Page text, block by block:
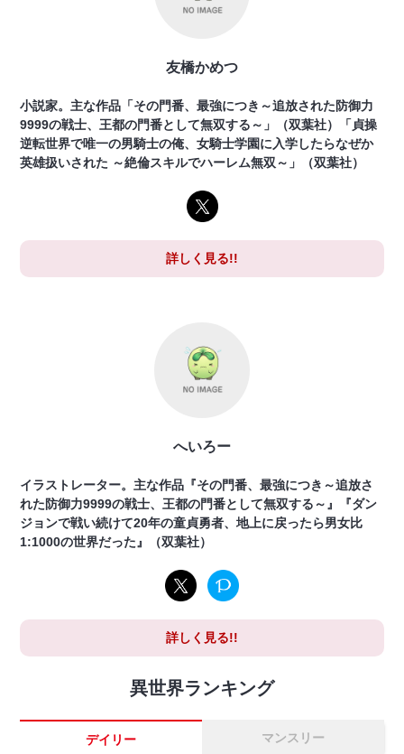
友橋かめつ
小説家。主な作品「その門番、最強につき～追放された防御力
9999の戦士、王都の門番として無双する～」（双葉社）「貞操
逆転世界で唯一の男騎士の俺、女騎士学園に入学したらなぜか
英雄扱いされた ～絶倫スキルでハーレム無双～」（双葉社）
詳しく見る!!
へいろー
イラストレーター。主な作品『その門番、最強につき～追放さ
れた防御力9999の戦士、王都の門番として無双する～』『ダン
ジョンで戦い続けて20年の童貞勇者、地上に戻ったら男女比
1:1000の世界だった』（双葉社）
詳しく見る!!
異世界ランキング
デイリー マンスリー